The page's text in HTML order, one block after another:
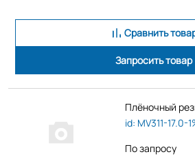
Сравнить
Запросить товар
Плёночный
id: MV311-17.0-
По запросу